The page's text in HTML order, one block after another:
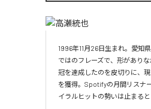
1996年11月26日生まれ。愛知
ではのフレーズで、形があり
冠を達成したのを皮切りに、
を獲得。Spotifyの月間リスナ
イラルヒットの勢いは止まると